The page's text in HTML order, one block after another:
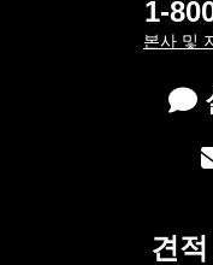
1-
본사 및
견